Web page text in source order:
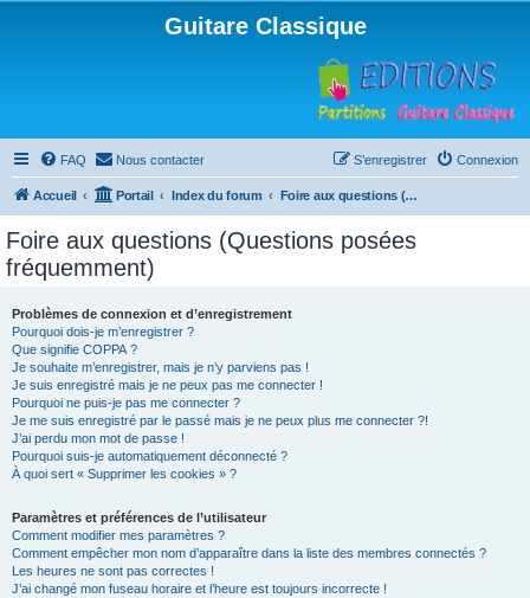
Guitare Classique
FAQ Nous contacter Connexion
S’enregistrer
Accueil Portail Index du forum Foire aux questions (Questions posées fréquemment)
Foire aux questions (Questions posées
fréquemment)
Problèmes de connexion et d’enregistrement
Pourquoi dois-je m’enregistrer ?
Que signifie COPPA ?
Je souhaite m’enregistrer, mais je n’y parviens pas !
Je suis enregistré mais je ne peux pas me connecter !
Pourquoi ne puis-je pas me connecter ?
Je me suis enregistré par le passé mais je ne peux plus me connecter ?!
J’ai perdu mon mot de passe !
Pourquoi suis-je automatiquement déconnecté ?
À quoi sert « Supprimer les cookies » ?
Paramètres et préférences de l’utilisateur
Comment modifier mes paramètres ?
Comment empêcher mon nom d’apparaître dans la liste des membres connectés ?
Les heures ne sont pas correctes !
J’ai changé mon fuseau horaire et l’heure est toujours incorrecte !